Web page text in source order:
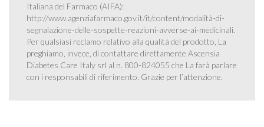
Italiana del Farmaco (AIFA):
http://www.agenziafarmaco.gov.it/it/content/modalità-di-
segnalazione-delle-sospette-reazioni-avverse-ai-medicinali.
Per qualsiasi reclamo relativo alla qualità del prodotto, La
preghiamo, invece, di contattare direttamente Ascensia
Diabetes Care Italy srl al n. 800-824055 che La farà parlare
con i responsabili di riferimento. Grazie per l’attenzione.